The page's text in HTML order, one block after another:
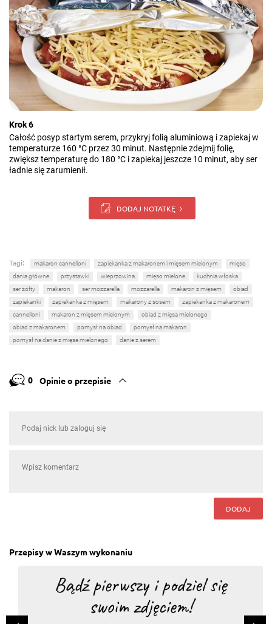
Krok 6
Całość posyp startym serem, przykryj folią aluminiową i zapiekaj w
temperaturze 160 °C przez 30 minut. Następnie zdejmij folię,
zwiększ temperaturę do 180 °C i zapiekaj jeszcze 10 minut, aby ser
ładnie się zarumienił.
DODAJ NOTATKĘ
Tagi: makaron cannelloni zapiekanka z makaronem i mięsem mielonym
mięso
dania główne
przystawki wieprzowina mięso mielone
kuchnia włoska
ser żółty
makaron ser mozzarella mozzarella makaron z mięsem
obiad
zapiekanki
zapiekanka z mięsem makarony z sosem
zapiekanka z makaronem
cannelloni
makaron z mięsem mielonym
obiad z mięsa mielonego
obiad z makaronem
pomysł na obiad
pomysł na makaron
pomysł na danie z mięsa mielonego
danie z serem
0 Opinie o przepisie
DODAJ
Przepisy w Waszym wykonaniu